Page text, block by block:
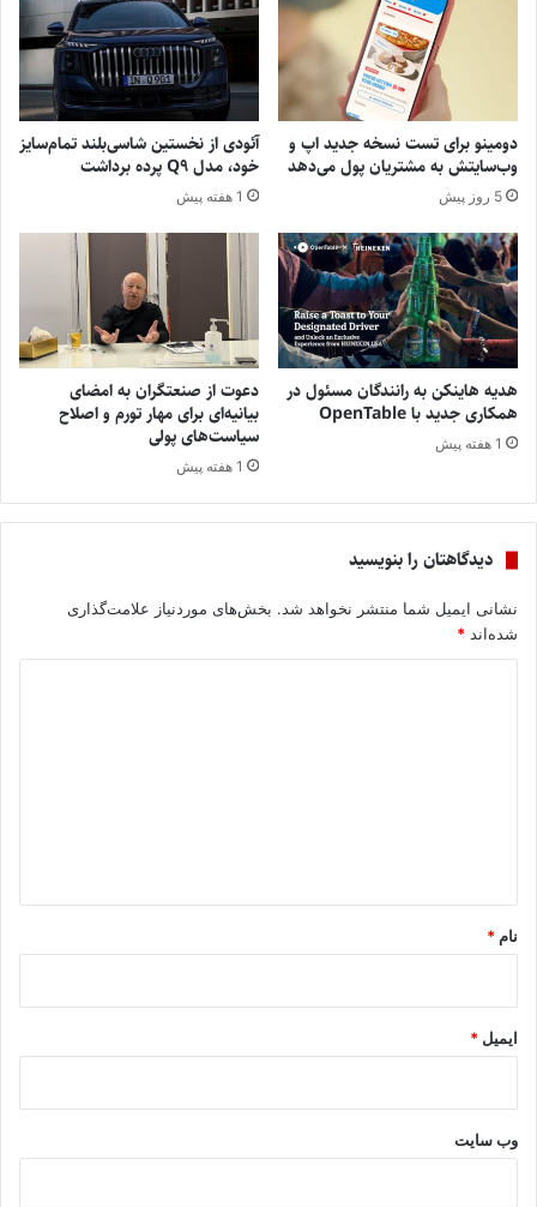
دومینو برای تست نسخه جدید اپ و
وب‌سایتش به مشتریان پول می‌دهد
5 روز پیش
آئودی از نخستین شاسی‌بلند تمام‌سایز
خود، مدل Q9 پرده برداشت
1 هفته پیش
هدیه هاینکن به رانندگان مسئول در
همکاری جدید با OpenTable
1 هفته پیش
دعوت از صنعتگران به امضای
بیانیه‌ای برای مهار تورم و اصلاح
سیاست‌های پولی
1 هفته پیش
دیدگاهتان را بنویسید
نشانی ایمیل شما منتشر نخواهد شد. بخش‌های موردنیاز علامت‌گذاری
شده‌اند *
نام *
ایمیل *
وب‌ سایت